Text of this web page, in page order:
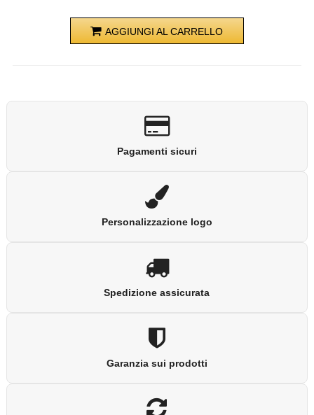
AGGIUNGI AL CARRELLO
Pagamenti sicuri
Personalizzazione logo
Spedizione assicurata
Garanzia sui prodotti